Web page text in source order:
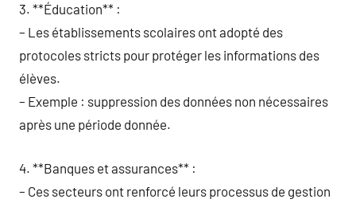
3. **Éducation** :
– Les établissements scolaires ont adopté des
protocoles stricts pour protéger les informations des
élèves.
– Exemple : suppression des données non nécessaires
après une période donnée.
4. **Banques et assurances** :
– Ces secteurs ont renforcé leurs processus de gestion